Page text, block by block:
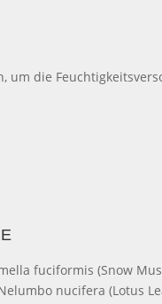
die
fuciformis (Snow
nucifera (Lotus